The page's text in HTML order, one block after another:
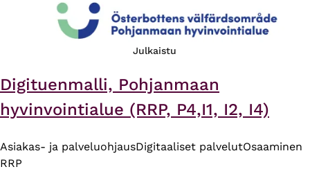
Julkaistu
Digituenmalli, Pohjanmaan
hyvinvointialue (RRP, P4,I1, I2, I4)
Asiakas- ja palveluohjausDigitaaliset palvelutOsaaminen
RRP